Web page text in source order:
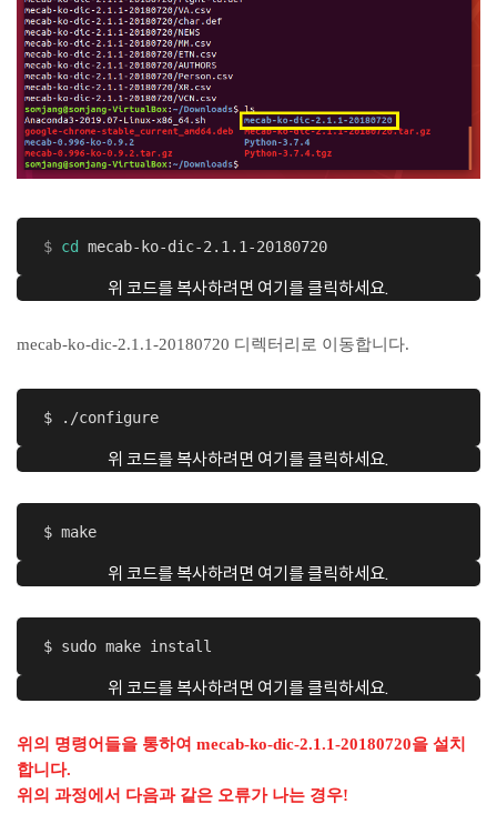
$ cd mecab-ko-dic-2.1.1-20180720
위 코드를 복사하려면 여기를 클릭하세요.
mecab-ko-dic-2.1.1-20180720 디렉터리로 이동합니다.
$ ./configure
위 코드를 복사하려면 여기를 클릭하세요.
$ make
위 코드를 복사하려면 여기를 클릭하세요.
$ sudo make install
위 코드를 복사하려면 여기를 클릭하세요.
위의 명령어들을 통하여 mecab-ko-dic-2.1.1-20180720을 설치
합니다.
위의 과정에서 다음과 같은 오류가 나는 경우!